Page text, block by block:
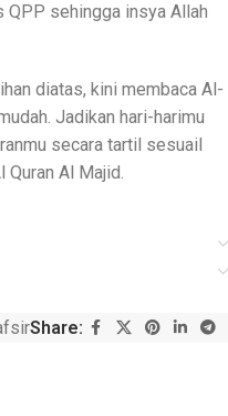
sehingga insya Allah
diatas, kini membaca Al-
Jadikan hari-harimu
secara tartil sesuail
Quran Al Majid.
Share: